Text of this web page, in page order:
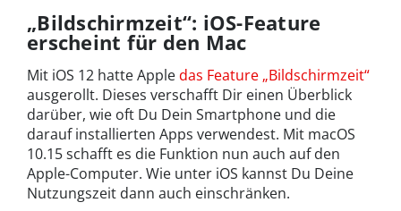
„Bildschirmzeit“: iOS-Feature
erscheint für den Mac
Mit iOS 12 hatte Appledas Feature „Bildschirmzeit“
ausgerollt. Dieses verschafft Dir einen Überblick
darüber, wie oft Du Dein Smartphone und die
darauf installierten Apps verwendest. Mit macOS
10.15 schafft es die Funktion nun auch auf den
Apple-Computer. Wie unter iOS kannst Du Deine
Nutzungszeit dann auch einschränken.